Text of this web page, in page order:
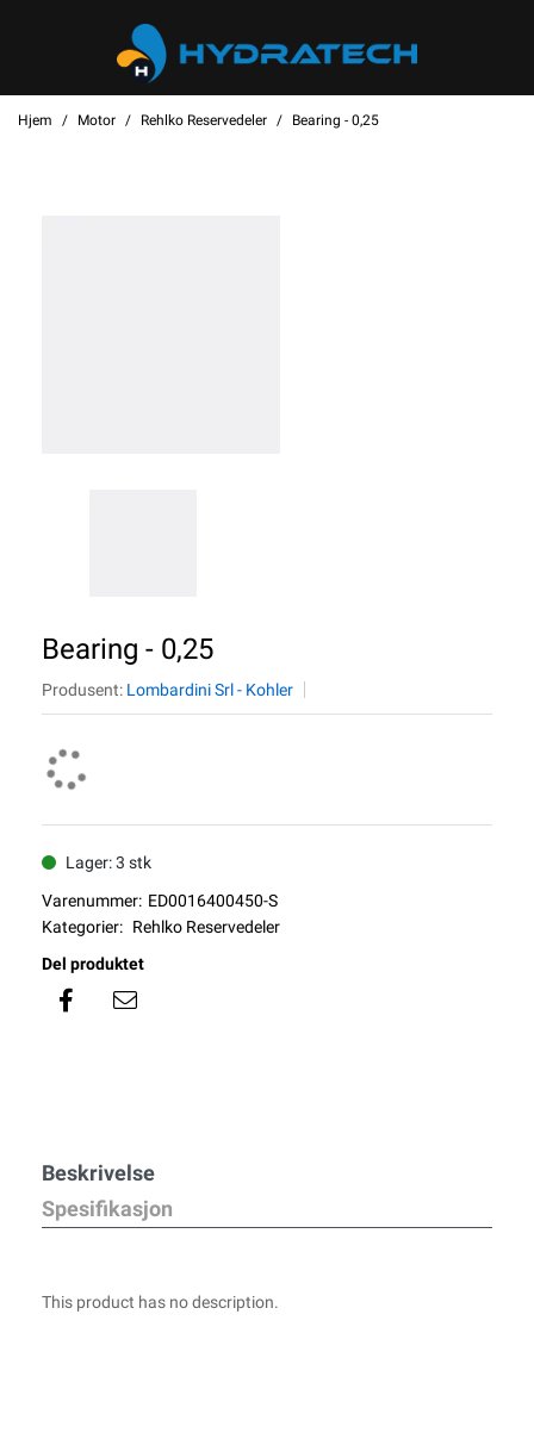
Hjem Motor Rehlko Reservedeler Bearing - 0,25
Bearing - 0,25
Produsent: Lombardini Srl - Kohler
Lager: 3 stk
Varenummer: ED0016400450-S
Kategorier: Rehlko Reservedeler
Del produktet
Beskrivelse
Spesifikasjon
This product has no description.